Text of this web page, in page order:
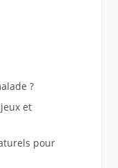
?
et
pour